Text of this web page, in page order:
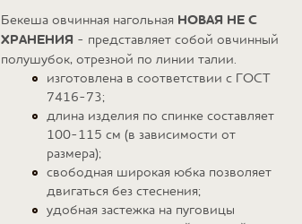
Бекеша овчинная нагольная НОВАЯ НЕ С
ХРАНЕНИЯ - представляет собой овчинный
полушубок, отрезной по линии талии.
изготовлена в соответствии с ГОСТ
7416-73;
длина изделия по спинке составляет
100-115 см (в зависимости от
размера);
свободная широкая юбка позволяет
двигаться без стеснения;
удобная застежка на пуговицы